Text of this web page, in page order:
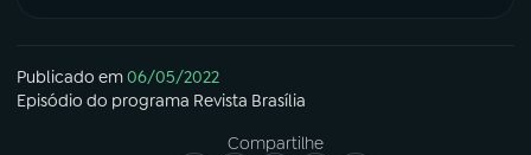
Publicado em06/05/2022
Episódio do programa Revista Brasília
Compartilhe